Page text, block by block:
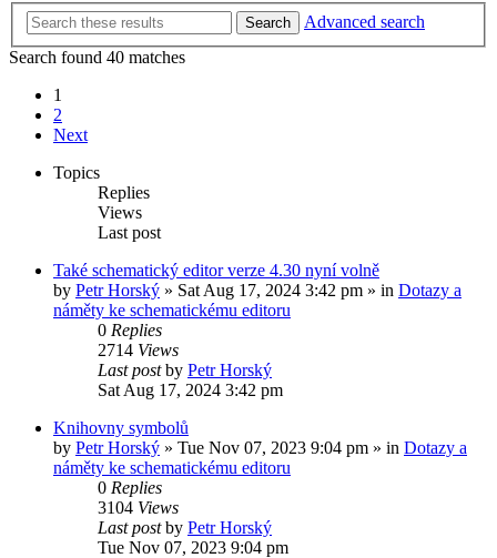
Search
Advanced search
Search found 40 matches
1
2
Next
Topics
Replies
Views
Last post
Také schematický editor verze 4.30 nyní volně
by Petr Horský » Sat Aug 17, 2024 3:42 pm » in Dotazy a
náměty ke schematickému editoru
0 Replies
2714 Views
Last postby Petr Horský
Sat Aug 17, 2024 3:42 pm
Knihovny symbolů
by Petr Horský » Tue Nov 07, 2023 9:04 pm » in Dotazy a
náměty ke schematickému editoru
0 Replies
3104 Views
Last postby Petr Horský
Tue Nov 07, 2023 9:04 pm